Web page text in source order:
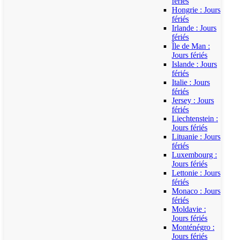
Hongrie : Jours
fériés
Irlande : Jours
fériés
Île de Man :
Jours fériés
Islande : Jours
fériés
Italie : Jours
fériés
Jersey : Jours
fériés
Liechtenstein :
Jours fériés
Lituanie : Jours
fériés
Luxembourg :
Jours fériés
Lettonie : Jours
fériés
Monaco : Jours
fériés
Moldavie :
Jours fériés
Monténégro :
Jours fériés